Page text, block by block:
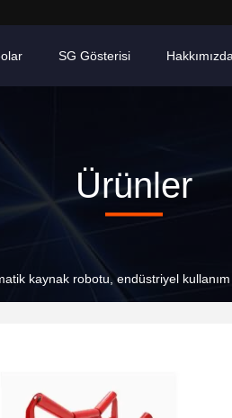
SG Gösterisi Hakkımızda
Ürünler
kaynak robotu, endüstriyel